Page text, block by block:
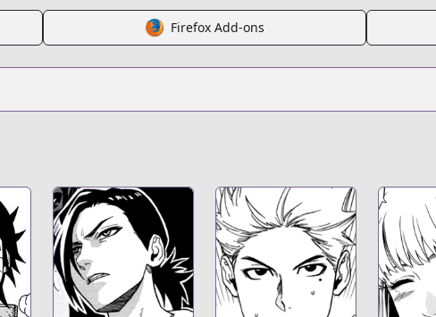
Firefox Add-ons